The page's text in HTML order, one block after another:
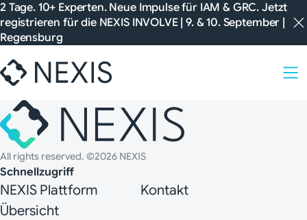
Zum
Inhalt
springen
2 Tage. 10+ Experten. Neue Impulse für IAM & GRC. Jetzt
registrieren für die NEXIS INVOLVE| 9. & 10. September |
Regensburg
All rights reserved. ©2026 NEXIS
Schnellzugriff
NEXIS Plattform
Übersicht
Kontakt